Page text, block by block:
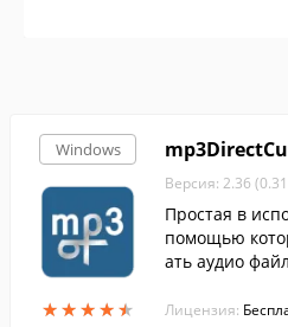
Windows
★★★★★
★★★★★
Версия: 2.36
Простая в
помощью
ать аудио
Лицензия: